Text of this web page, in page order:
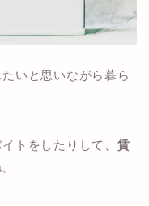
いと思いながら暮ら
トをしたりして、 賃